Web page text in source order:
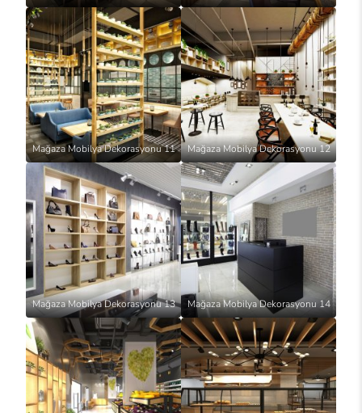
Mağaza Mobilya Dekorasyonu 11 Mağaza Mobilya Dekorasyonu 12
Mağaza Mobilya Dekorasyonu 13 Mağaza Mobilya Dekorasyonu 14